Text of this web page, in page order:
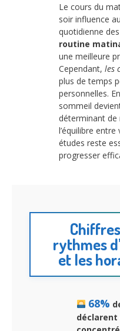
Le cours du
soir influence
quotidienne
routine
une meilleure
Cependant, les
plus de temps
personnelles.
sommeil
déterminant de
l’équilibre
études reste
progresser
rythmes
et les
68%